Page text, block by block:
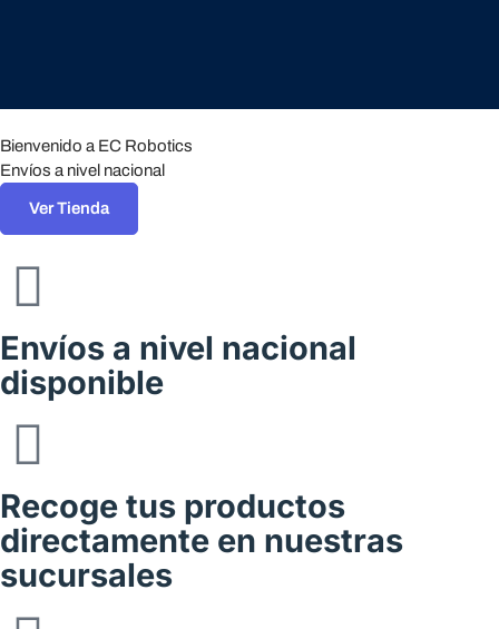
Bienvenido a EC Robotics
Envíos a nivel nacional
Ver Tienda
Envíos a nivel nacional
disponible
Recoge tus productos
directamente en nuestras
sucursales